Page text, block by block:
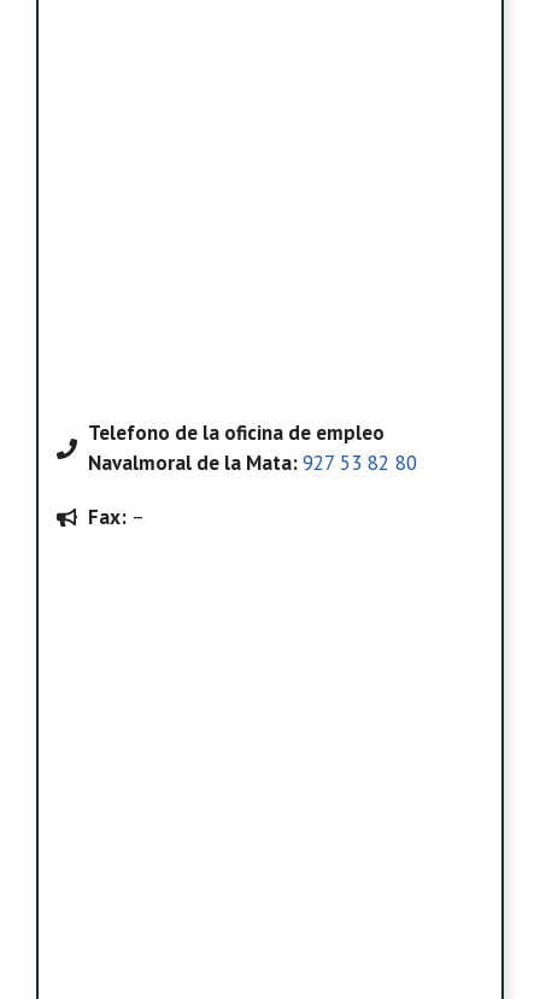
Telefono de la oficina de empleo
Navalmoral de la Mata:927 53 82 80
Fax: –